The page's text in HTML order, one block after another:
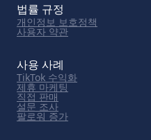
법률 규정
개인정보 보호정책
사용자 약관
사용 사례
TikTok 수익화
제휴 마케팅
직접 판매
설문 조사
팔로워 증가